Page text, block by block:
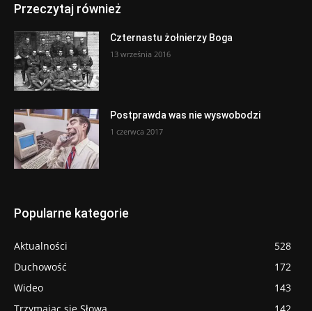
Przeczytaj również
Czternastu żołnierzy Boga
13 września 2016
Postprawda was nie wyswobodzi
1 czerwca 2017
Popularne kategorie
Aktualności
528
Duchowość
172
Wideo
143